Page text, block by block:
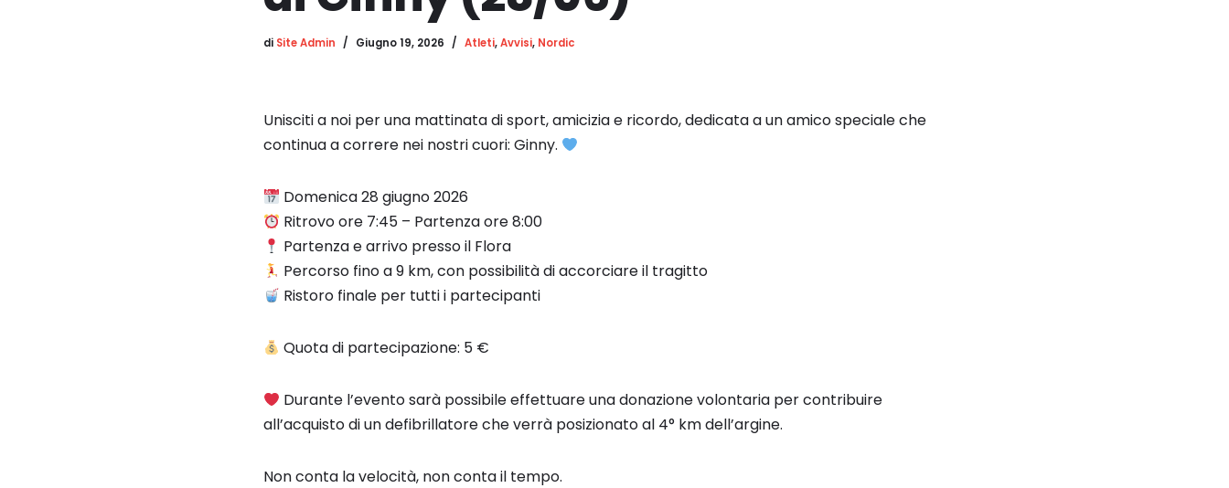
di Site Admin Giugno 19, 2026 Atleti,Avvisi, Nordic
Unisciti a noi per una mattinata di sport, amicizia e ricordo, dedicata a un amico speciale che
continua a correre nei nostri cuori: Ginny.
Domenica 28 giugno 2026
Ritrovo ore 7:45 – Partenza ore 8:00
Partenza e arrivo presso il Flora
Percorso fino a 9 km, con possibilità di accorciare il tragitto
Ristoro finale per tutti i partecipanti
Quota di partecipazione: 5 €
Durante l’evento sarà possibile effettuare una donazione volontaria per contribuire
all’acquisto di un defibrillatore che verrà posizionato al 4° km dell’argine.
Non conta la velocità, non conta il tempo.